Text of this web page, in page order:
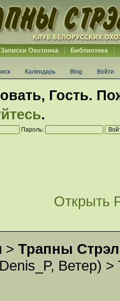
Записки Охотника Библиотека
Календарь Blog Войти
Гость.
.
Пароль:
Открыть
> Трапны Стрэл
Denis_P, Ветер) >